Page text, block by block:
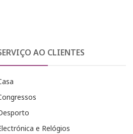
AO CLIENTES
e Relógios